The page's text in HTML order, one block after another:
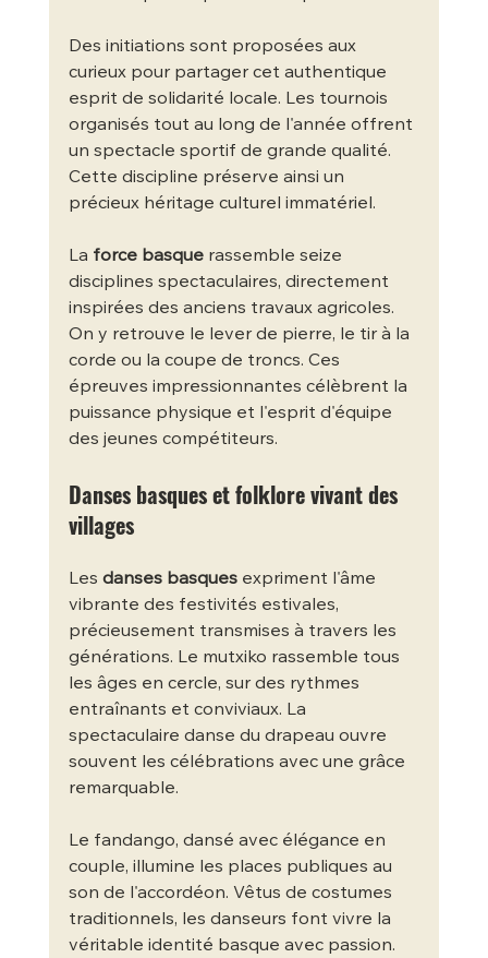
Des initiations sont proposées aux
curieux pour partager cet authentique
esprit de solidarité locale. Les tournois
organisés tout au long de l'année offrent
un spectacle sportif de grande qualité.
Cette discipline préserve ainsi un
précieux héritage culturel immatériel.
La force basque rassemble seize
disciplines spectaculaires, directement
inspirées des anciens travaux agricoles.
On y retrouve le lever de pierre, le tir à la
corde ou la coupe de troncs. Ces
épreuves impressionnantes célèbrent la
puissance physique et l'esprit d'équipe
des jeunes compétiteurs.
Danses basques et folklore vivant des
villages
Les danses basques expriment l'âme
vibrante des festivités estivales,
précieusement transmises à travers les
générations. Le mutxiko rassemble tous
les âges en cercle, sur des rythmes
entraînants et conviviaux. La
spectaculaire danse du drapeau ouvre
souvent les célébrations avec une grâce
remarquable.
Le fandango, dansé avec élégance en
couple, illumine les places publiques au
son de l'accordéon. Vêtus de costumes
traditionnels, les danseurs font vivre la
véritable identité basque avec passion.